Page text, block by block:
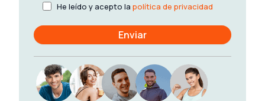
He leído y acepto la política de privacidad